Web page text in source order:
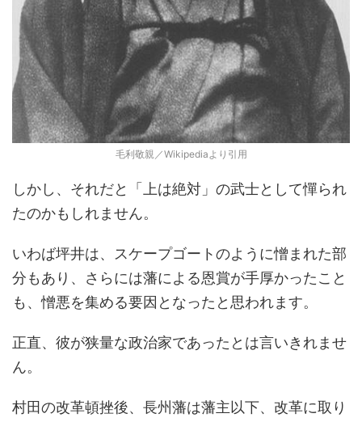
毛利敬親／Wikipediaより引用
しかし、それだと「上は絶対」の武士として憚られ
たのかもしれません。
いわば坪井は、スケープゴートのように憎まれた部
分もあり、さらには藩による恩賞が手厚かったこと
も、憎悪を集める要因となったと思われます。
正直、彼が狭量な政治家であったとは言いきれませ
ん。
村田の改革頓挫後、長州藩は藩主以下、改革に取り